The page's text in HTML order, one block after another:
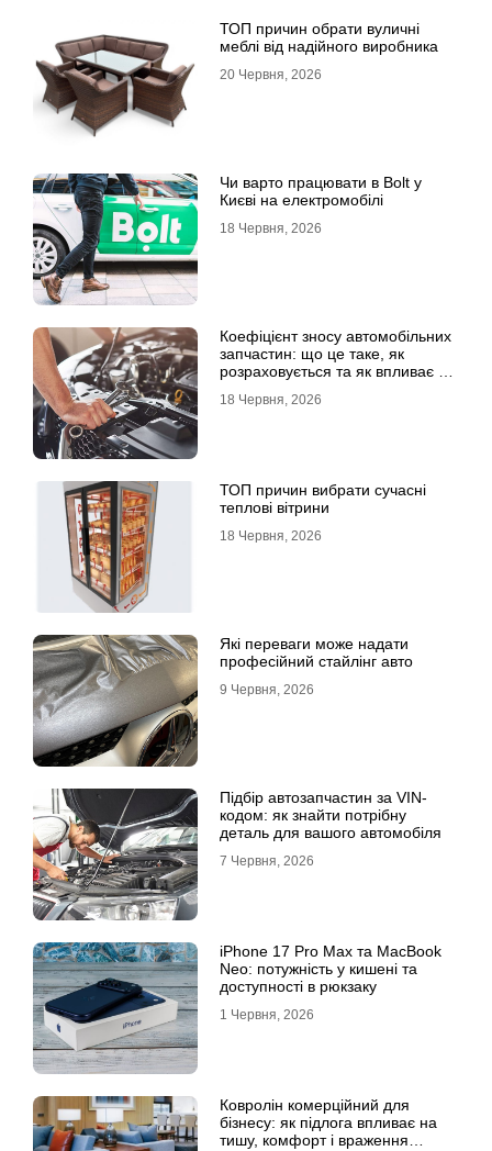
ТОП причин обрати вуличні
меблі від надійного виробника
20 Червня, 2026
Чи варто працювати в Bolt у
Києві на електромобілі
18 Червня, 2026
Коефіцієнт зносу автомобільних
запчастин: що це таке, як
розраховується та як впливає на
18 Червня, 2026
ТОП причин вибрати сучасні
теплові вітрини
18 Червня, 2026
Які переваги може надати
професійний стайлінг авто
9 Червня, 2026
Підбір автозапчастин за VIN-
кодом: як знайти потрібну
деталь для вашого автомобіля
7 Червня, 2026
iPhone 17 Pro Max та MacBook
Neo: потужність у кишені та
доступності в рюкзаку
1 Червня, 2026
Ковролін комерційний для
бізнесу: як підлога впливає на
тишу, комфорт і враження